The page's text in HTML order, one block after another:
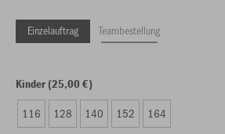
Einzelauftrag Teambestellung
Kinder (25,00 €)
116 128 140 152 164